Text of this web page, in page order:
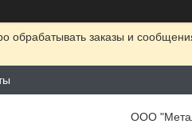
обрабатывать заказы и
ООО